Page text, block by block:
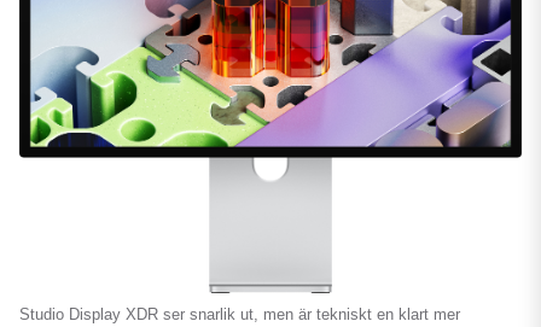
Studio Display XDR ser snarlik ut, men är tekniskt en klart mer